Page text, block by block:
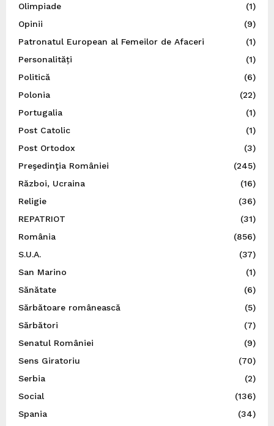
Olimpiade
(1)
Opinii
(9)
Patronatul European al Femeilor de Afaceri
(1)
Personalități
(1)
Politică
(6)
Polonia
(22)
Portugalia
(1)
Post Catolic
(1)
Post Ortodox
(3)
Preşedinţia României
(245)
Război, Ucraina
(16)
Religie
(36)
REPATRIOT
(31)
România
(856)
S.U.A.
(37)
San Marino
(1)
Sănătate
(6)
Sărbătoare românească
(5)
Sărbători
(7)
Senatul României
(9)
Sens Giratoriu
(70)
Serbia
(2)
Social
(136)
Spania
(34)